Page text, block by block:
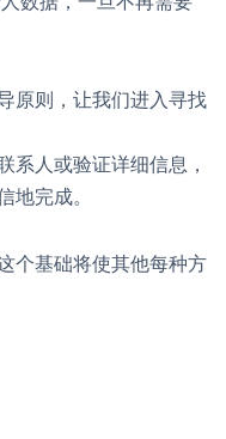
原则，让我们进入寻找
系人或验证详细信息，
完成。
个基础将使其他每种方